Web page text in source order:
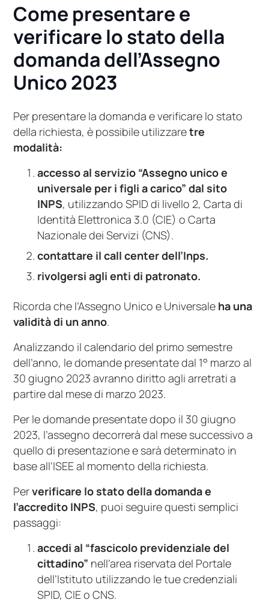
Come presentare e
verificare lo stato della
domanda dell’Assegno
Unico 2023
Per presentare la domanda e verificare lo stato
della richiesta, è possibile utilizzaretre
modalità:
accesso al servizio “Assegno unico e
universale per i figli a carico” dal sito
INPS, utilizzando SPID di livello 2, Carta di
Identità Elettronica 3.0 (CIE) o Carta
Nazionale dei Servizi (CNS).
contattare il call center dell’Inps.
rivolgersi agli enti di patronato.
Ricorda che l’Assegno Unico e Universale ha una
validità di un anno.
Analizzando il calendario del primo semestre
dell’anno, le domande presentate dal 1° marzo al
30 giugno 2023 avranno diritto agli arretrati a
partire dal mese di marzo 2023.
Per le domande presentate dopo il 30 giugno
2023, l’assegno decorrerà dal mese successivo a
quello di presentazione e sarà determinato in
base all’ISEE al momento della richiesta.
Perverificare lo stato della domanda e
l’accredito INPS, puoi seguire questi semplici
passaggi:
accedi al “fascicolo previdenziale del
cittadino” nell’area riservata del Portale
dell’Istituto utilizzando le tue credenziali
SPID, CIE o CNS.